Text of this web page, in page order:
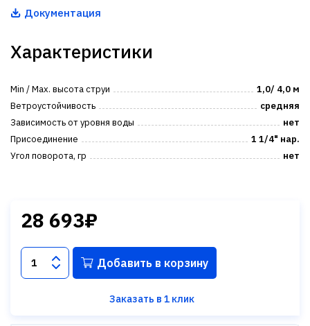
Документация
Характеристики
Min / Max. высота струи
1,0/ 4,0 м
Ветроустойчивость
средняя
Зависимость от уровня воды
нет
Присоединение
1 1/4" нар.
Угол поворота, гр
нет
28 693₽
Добавить в корзину
Заказать в 1 клик